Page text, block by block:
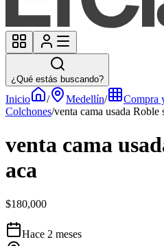
¿Qué estás buscando?
Inicio / Medellín/ Compra
Colchones/venta cama usada Roble
venta cama
aca
$180,000
Hace 2 meses